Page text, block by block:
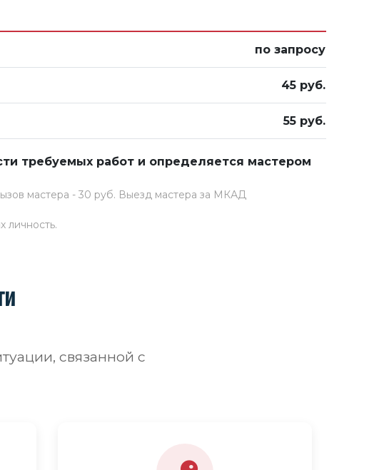
по запросу
45 руб.
55 руб.
требуемых работ и определяется мастером
мастера - 30 руб. Выезд мастера за МКАД
личность.
связанной с